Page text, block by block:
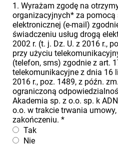
1. Wyrażam zgodę na
organizacyjnych* za
elektronicznej (e-mail)
świadczeniu usług drogą
2002 r. (t. j. Dz. U. z 2016 r.,
przy użyciu
(telefon, sms) zgodnie z art.
telekomunikacyjne z dnia 16
2016 r., poz. 1489, z późn.
ograniczoną
Akademia sp. z o.o. sp. k
o.o. w trakcie trwania
zakończeniu. *
Tak
Nie